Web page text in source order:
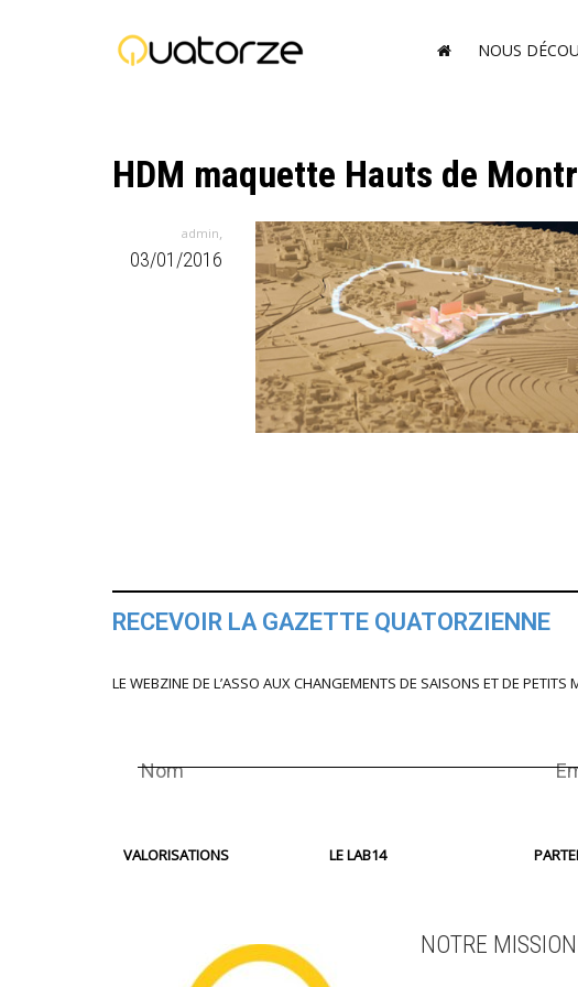
NOUS
HDM maquette Hauts de
admin,
03/01/2016
RECEVOIR LA GAZETTE QUATORZIENNE
LE WEBZINE DE L’ASSO AUX CHANGEMENTS DE SAISONS ET DE PETITS
VALORISATIONS LE LAB14
NOTRE MISSION